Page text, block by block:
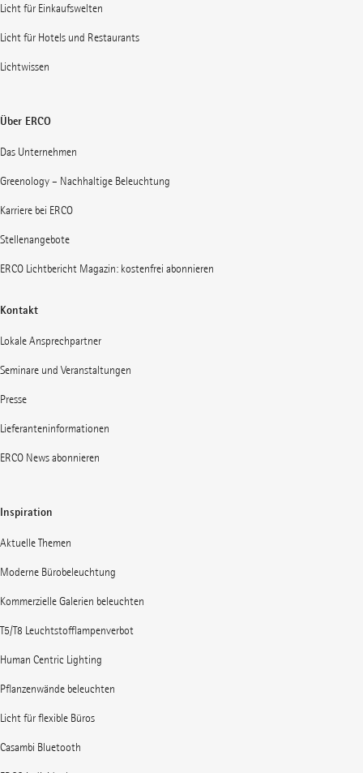
Licht für Einkaufswelten
Licht für Hotels und Restaurants
Lichtwissen
Über ERCO
Das Unternehmen
Greenology – Nachhaltige Beleuchtung
Karriere bei ERCO
Stellenangebote
ERCO Lichtbericht Magazin: kostenfrei abonnieren
Kontakt
Lokale Ansprechpartner
Seminare und Veranstaltungen
Presse
Lieferanteninformationen
ERCO News abonnieren
Inspiration
Aktuelle Themen
Moderne Bürobeleuchtung
Kommerzielle Galerien beleuchten
T5/T8 Leuchtstofflampenverbot
Human Centric Lighting
Pflanzenwände beleuchten
Licht für flexible Büros
Casambi Bluetooth